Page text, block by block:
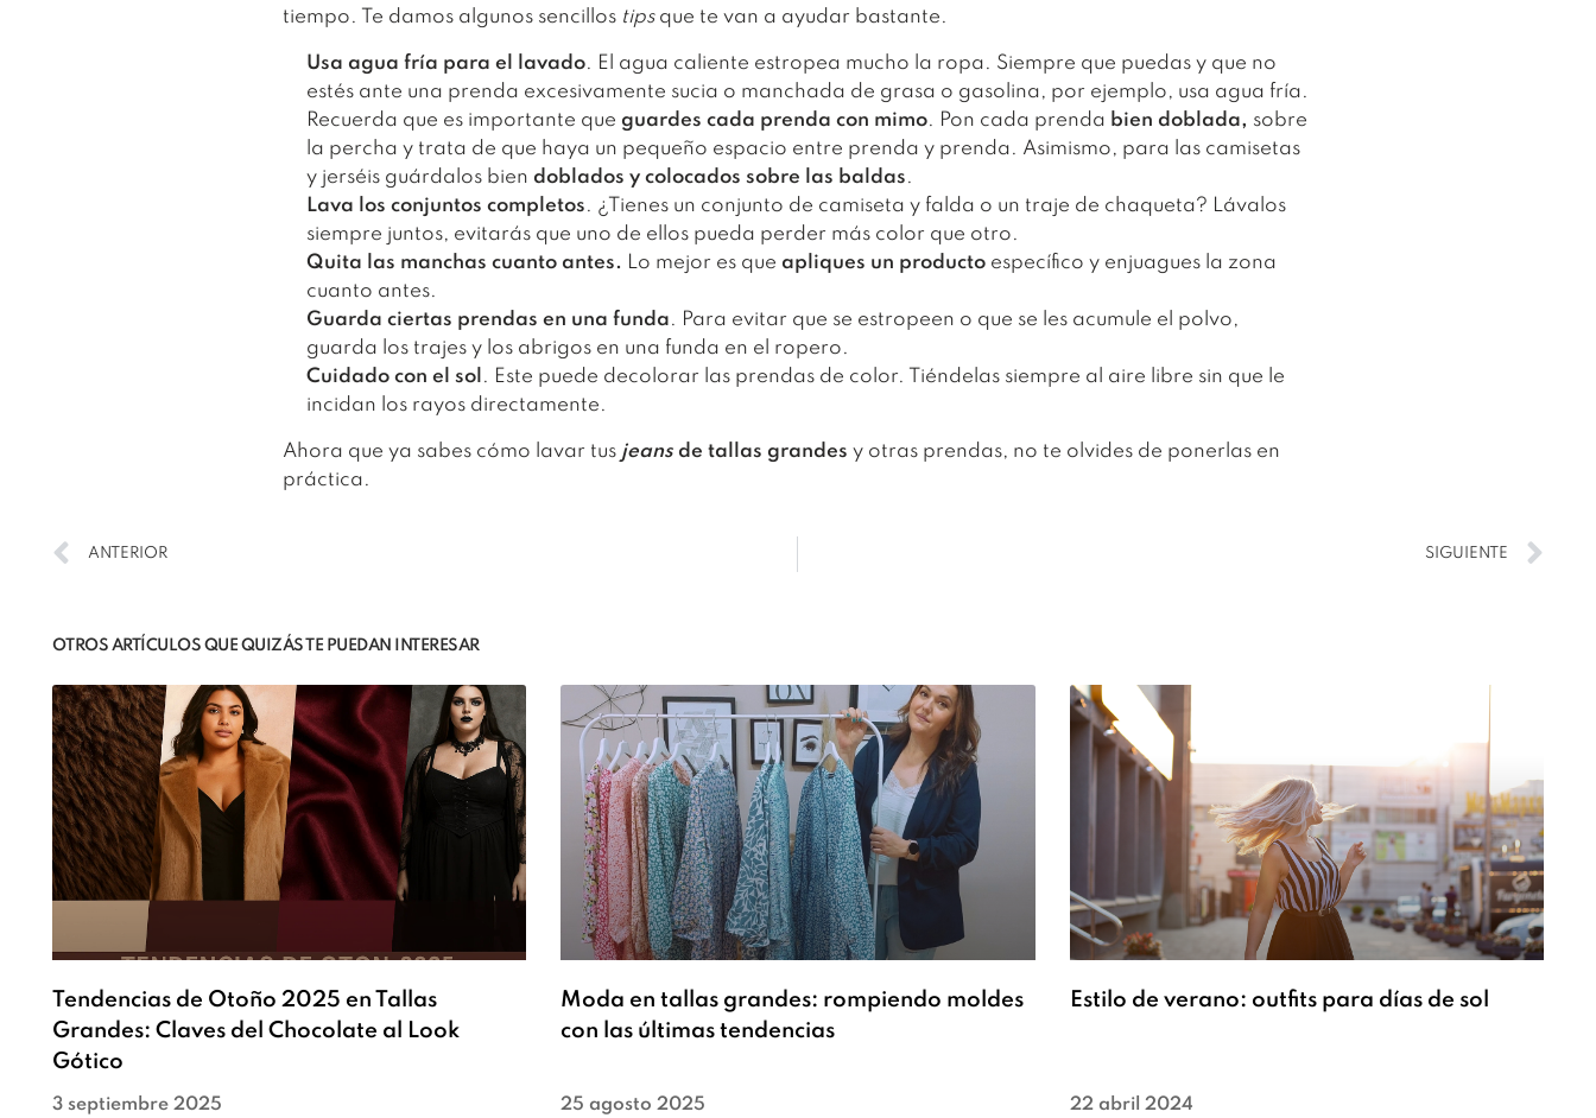
tiempo. Te damos algunos sencillostips que te van a ayudar bastante.
Usa agua fría para el lavado. El agua caliente estropea mucho la ropa. Siempre que puedas y que no
estés ante una prenda excesivamente sucia o manchada de grasa o gasolina, por ejemplo, usa agua fría.
Recuerda que es importante que guardes cada prenda con mimo. Pon cada prenda bien doblada, sobre
la percha y trata de que haya un pequeño espacio entre prenda y prenda. Asimismo, para las camisetas
y jerséis guárdalos bien doblados y colocados sobre las baldas.
Lava los conjuntos completos. ¿Tienes un conjunto de camiseta y falda o un traje de chaqueta? Lávalos
siempre juntos, evitarás que uno de ellos pueda perder más color que otro.
Quita las manchas cuanto antes. Lo mejor es que apliques un producto específico y enjuagues la zona
cuanto antes.
Guarda ciertas prendas en una funda. Para evitar que se estropeen o que se les acumule el polvo,
guarda los trajes y los abrigos en una funda en el ropero.
Cuidado con el sol . Este puede decolorar las prendas de color. Tiéndelas siempre al aire libre sin que le
incidan los rayos directamente.
Ahora que ya sabes cómo lavar tus jeansde tallas grandes y otras prendas, no te olvides de ponerlas en
práctica.
ANTERIOR SIGUIENTE
OTROS ARTÍCULOS QUE QUIZÁS TE PUEDAN INTERESAR
Tendencias de Otoño 2025 en Tallas
Grandes: Claves del Chocolate al Look
Gótico
3 septiembre 2025
Moda en tallas grandes: rompiendo moldes
con las últimas tendencias
25 agosto 2025
Estilo de verano: outfits para días de sol
22 abril 2024